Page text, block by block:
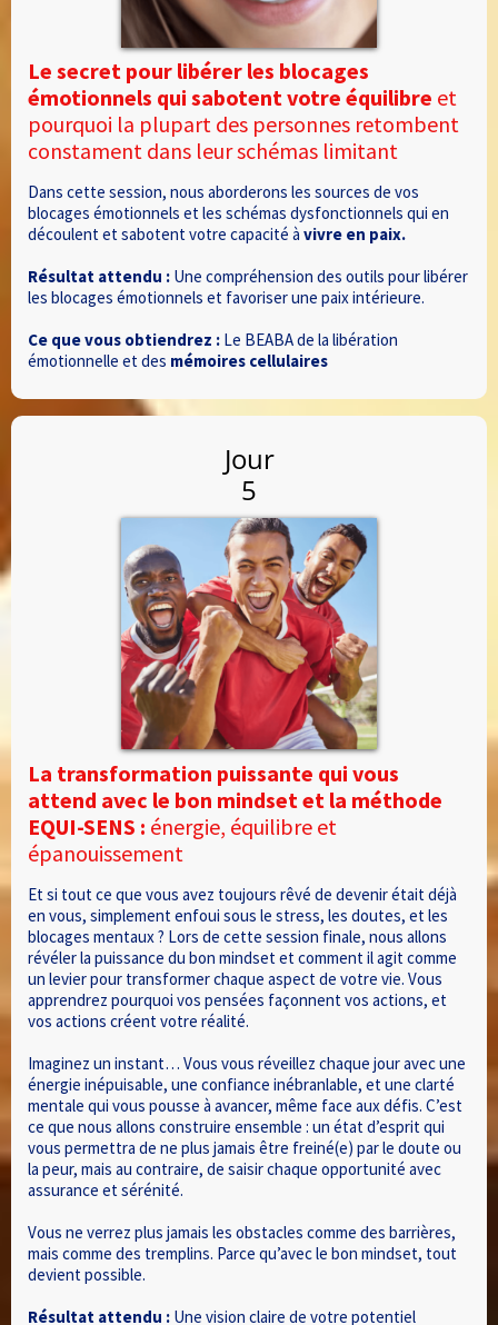
Le secret pour libérer les blocages
émotionnels qui sabotent votre équilibre et
pourquoi la plupart des personnes retombent
constament dans leur schémas limitant
Dans cette session, nous aborderons les sources de vos
blocages émotionnels et les schémas dysfonctionnels qui en
découlent et sabotent votre capacité à vivre en paix.
Résultat attendu : Une compréhension des outils pour libérer
les blocages émotionnels et favoriser une paix intérieure.
Ce que vous obtiendrez : Le BEABA de la libération
émotionnelle et des mémoires cellulaires
Jour
5
La transformation puissante qui vous
attend avec le bon mindset et la méthode
EQUI-SENS : énergie, équilibre et
épanouissement
Et si tout ce que vous avez toujours rêvé de devenir était déjà
en vous, simplement enfoui sous le stress, les doutes, et les
blocages mentaux ? Lors de cette session finale, nous allons
révéler la puissance du bon mindset et comment il agit comme
un levier pour transformer chaque aspect de votre vie. Vous
apprendrez pourquoi vos pensées façonnent vos actions, et
vos actions créent votre réalité.
Imaginez un instant… Vous vous réveillez chaque jour avec une
énergie inépuisable, une confiance inébranlable, et une clarté
mentale qui vous pousse à avancer, même face aux défis. C’est
ce que nous allons construire ensemble : un état d’esprit qui
vous permettra de ne plus jamais être freiné(e) par le doute ou
la peur, mais au contraire, de saisir chaque opportunité avec
assurance et sérénité.
Vous ne verrez plus jamais les obstacles comme des barrières,
mais comme des tremplins. Parce qu’avec le bon mindset, tout
devient possible.
Résultat attendu : Une vision claire de votre potentiel